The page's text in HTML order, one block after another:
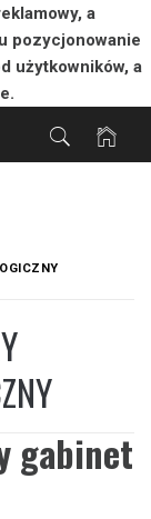
a
pozycjonowanie
użytkowników, a
gabinet